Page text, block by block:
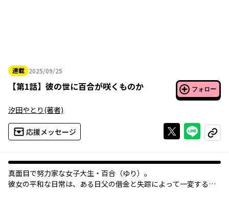
連載 2025/09/25
2025年09月25日
【第1話】 彼の世に百合が咲くものか フォロー
汐田やとり (著者)
応援メッセージ Xで投稿する
ライン
コピー
真面目で努力家な女子大生・百合（ゆり）。
彼女の平和な日常は、ある日父の借金と失踪によって一変するー